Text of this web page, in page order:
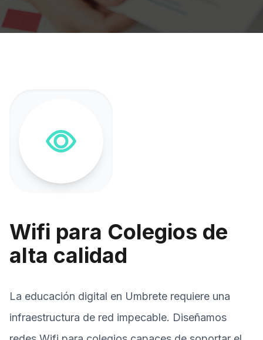
Wifi para Colegios de
alta calidad
La educación digital en Umbrete requiere una
infraestructura de red impecable. Diseñamos